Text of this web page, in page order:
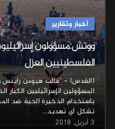
أخبار وتقارير
ووتش:مسؤولون
الفلسطينيين العزل
(القدس) – "قالت هيومن رايتس
المسؤولين الإسرائيليين
باستخدام الذخيرة الحية ضد
تشكل أي تهديد…
3 أبريل, 2018